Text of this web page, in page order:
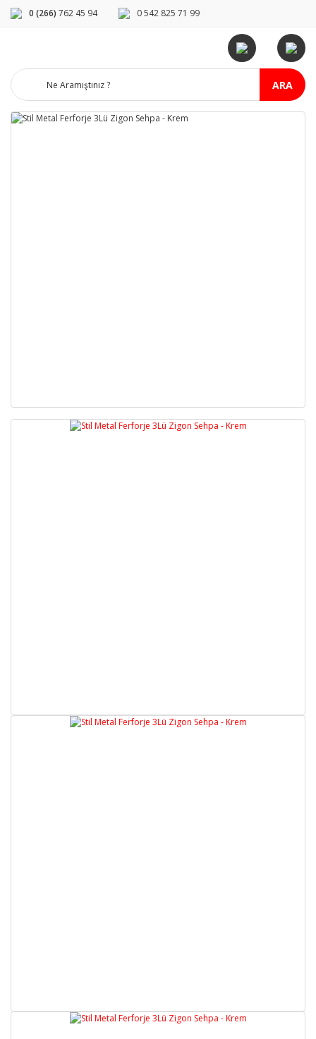
0 (266) 762 45 94 0 542 825 71 99
ARA